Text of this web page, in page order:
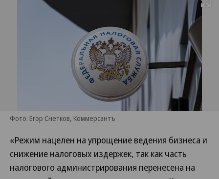
Фото: Егор Снетков, Коммерсантъ
«Режим нацелен на упрощение ведения бизнеса и
снижение налоговых издержек, так как часть
налогового администрирования перенесена на